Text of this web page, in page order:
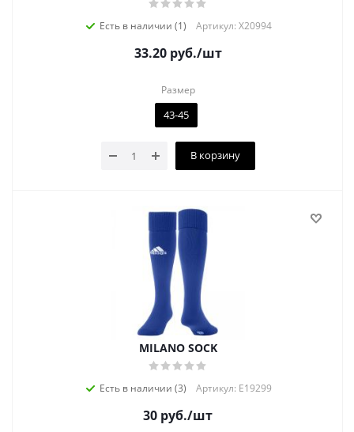
Есть в наличии (1) Артикул: X20994
33.20руб./шт
Размер
43-45
В корзину
MILANO SOCK
Есть в наличии (3) Артикул: E19299
30 руб./шт